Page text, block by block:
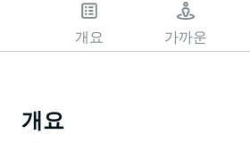
개요 가까운
개요